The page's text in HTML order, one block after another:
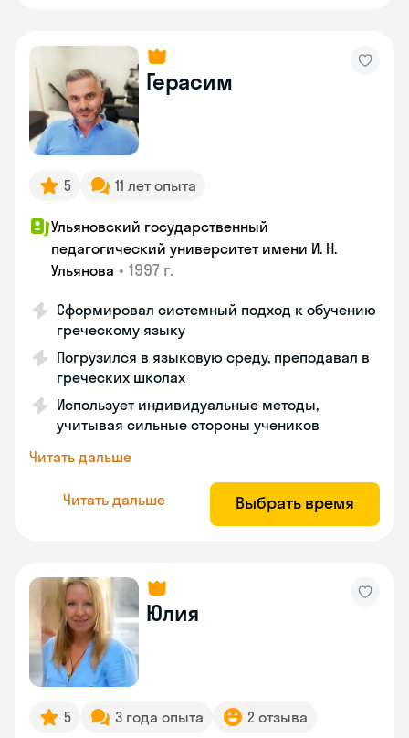
Герасим
5 11 лет опыта
Ульяновский государственный
педагогический университет имени И. Н.
Ульянова • 1997 г.
Сформировал системный подход к обучению
греческому языку
Погрузился в языковую среду, преподавал в
греческих школах
Использует индивидуальные методы,
учитывая сильные стороны учеников
Читать дальше
Читать дальше Выбрать время
Юлия
5 3 года опыта 2 отзыва